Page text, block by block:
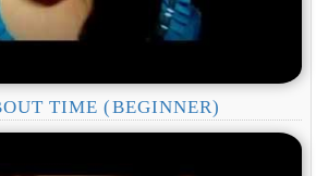
TIME (BEGINNER)